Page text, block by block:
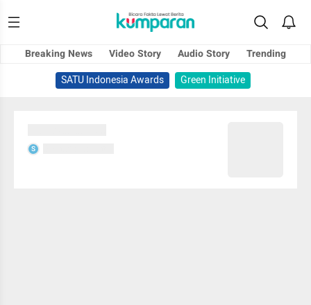
Breaking News Video Story Audio Story
Trending
SATU Indonesia Awards
Green Initiative
S